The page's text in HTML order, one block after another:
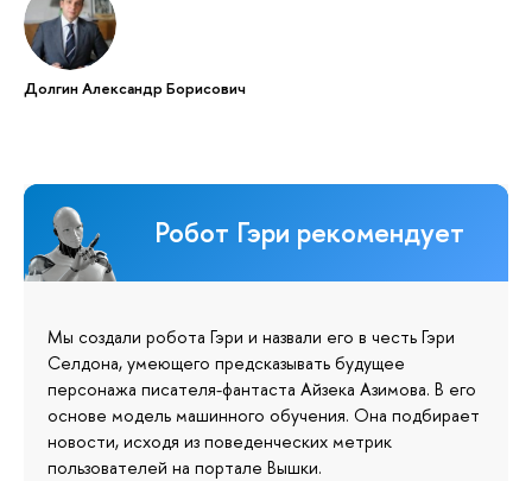
Долгин Александр Борисович
Робот Гэри рекомендует
Мы создали робота Гэри и назвали его в честь Гэри
Селдона, умеющего предсказывать будущее
персонажа писателя-фантаста Айзека Азимова. В его
основе модель машинного обучения. Она подбирает
новости, исходя из поведенческих метрик
пользователей на портале Вышки.